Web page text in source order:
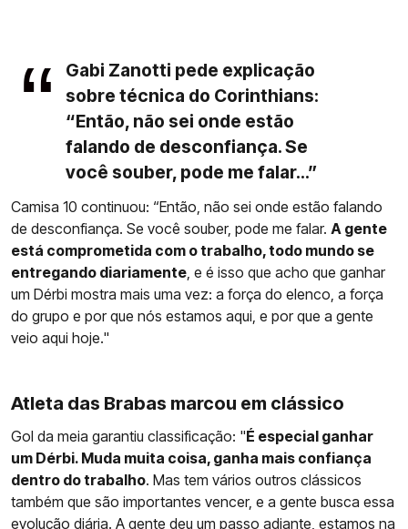
Gabi Zanotti pede explicação
sobre técnica do Corinthians:
“Então, não sei onde estão
falando de desconfiança. Se
você souber, pode me falar...”
Camisa 10 continuou: “Então, não sei onde estão falando
de desconfiança. Se você souber, pode me falar. A gente
está comprometida com o trabalho, todo mundo se
entregando diariamente, e é isso que acho que ganhar
um Dérbi mostra mais uma vez: a força do elenco, a força
do grupo e por que nós estamos aqui, e por que a gente
veio aqui hoje."
Atleta das Brabas marcou em clássico
Gol da meia garantiu classificação: "É especial ganhar
um Dérbi. Muda muita coisa, ganha mais confiança
dentro do trabalho. Mas tem vários outros clássicos
também que são importantes vencer, e a gente busca essa
evolução diária. A gente deu um passo adiante, estamos na